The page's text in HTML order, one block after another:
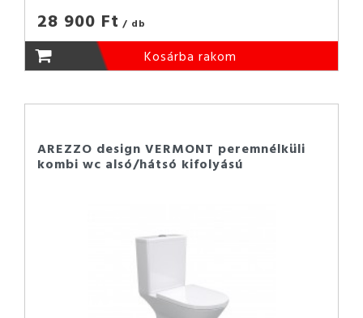
28 900 Ft / db
Kosárba rakom
AREZZO design VERMONT peremnélküli
kombi wc alsó/hátsó kifolyású